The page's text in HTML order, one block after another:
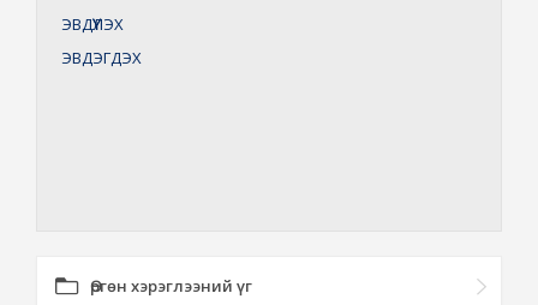
ЭВДҮҮЛЭХ
ЭВДЭГДЭХ
Өргөн хэрэглээний үг